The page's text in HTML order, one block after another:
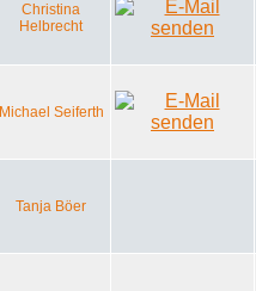
Christina
Helbrecht
Michael Seiferth
Tanja Böer